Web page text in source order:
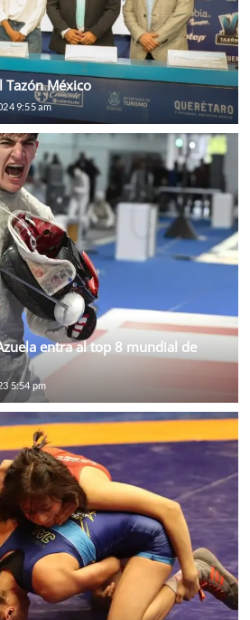
Tazón México
9:55 am
entra al top 8 mundial de
5:54 pm